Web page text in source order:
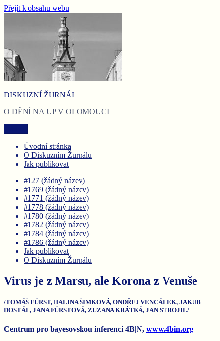
Přejít k obsahu webu
DISKUZNÍ ŽURNÁL
O DĚNÍ NA UP V OLOMOUCI
Úvodní stránka
O Diskuzním Žurnálu
Jak publikovat
#127 (žádný název)
#1769 (žádný název)
#1771 (žádný název)
#1778 (žádný název)
#1780 (žádný název)
#1782 (žádný název)
#1784 (žádný název)
#1786 (žádný název)
Jak publikovat
O Diskuzním Žurnálu
Virus je z Marsu, ale Korona z Venuše
/TOMÁŠ FÜRST, HALINA ŠIMKOVÁ, ONDŘEJ VENCÁLEK, JAKUB
DOSTÁL, JANA FÜRSTOVÁ, ZUZANA KRÁTKÁ, JAN STROJIL/
Centrum pro bayesovskou inferenci 4B|N, www.4bin.org